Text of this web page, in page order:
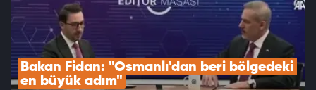
Bakan Fidan: "Osmanlı'dan beri bölgedeki
en büyük adım"